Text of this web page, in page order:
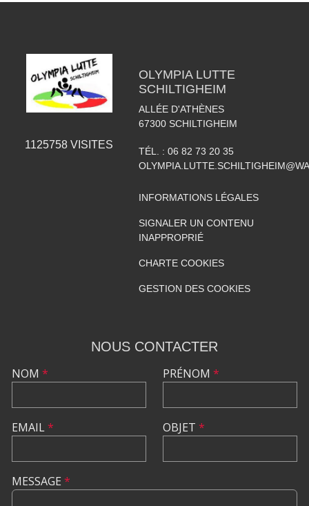
1125758 VISITES
OLYMPIA LUTTE
SCHILTIGHEIM
ALLÉE D'ATHÈNES
67300 SCHILTIGHEIM
TÉL. : 06 82 73 20 35
INFORMATIONS LÉGALES
SIGNALER UN CONTENU
INAPPROPRIÉ
CHARTE COOKIES
GESTION DES COOKIES
NOUS CONTACTER
NOM *
EMAIL*
PRÉNOM *
OBJET *
MESSAGE *